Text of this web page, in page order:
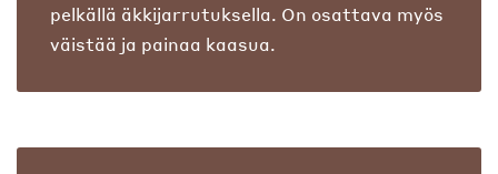
pelkällä äkkijarrutuksella. On osattava myös
väistää ja painaa kaasua.